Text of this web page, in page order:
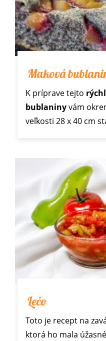
Maková
K príprave tejto
bublaninyvám
veľkosti 28 x 40 cm
Lečo
Toto je recept na
ktorá ho mala